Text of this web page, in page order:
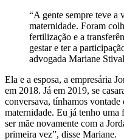
“A gente sempre teve a
maternidade. Foram
fertilização e a
gestar e ter a
advogada Mariane
Ela e a esposa, a empresária
em 2018. Já em 2019, se
conversava, tínhamos vontade
maternidade. Eu já tenho uma
ser mãe novamente com a
primeira vez”, disse Mariane.